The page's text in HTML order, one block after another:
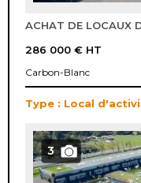
ACHAT DE LOCAUX
286 000 € HT
Carbon-Blanc
Type : Local
3